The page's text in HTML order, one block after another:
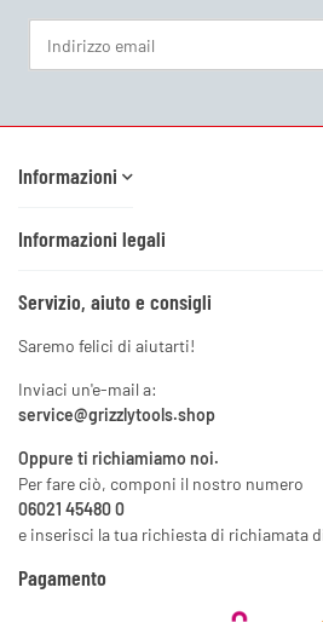
Informazioni
Informazioni legali
Servizio, aiuto e consigli
Saremo felici di aiutarti!
Inviaci un'e-mail a:
service@grizzlytools.shop
Oppure ti richiamiamo noi.
Per fare ciò, componi il nostro numero
06021 45480 0
e inserisci la tua richiesta di richiamata
Pagamento